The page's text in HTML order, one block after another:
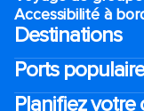
Accessibilité à
Destinations
Ports
Planifiez votre